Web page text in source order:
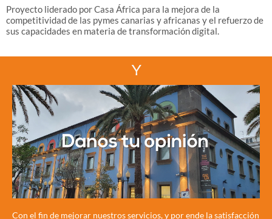
Proyecto liderado por Casa África para la mejora de la
competitividad de las pymes canarias y africanas y el refuerzo de
sus capacidades en materia de transformación digital.
Y
Con el fin de mejorar nuestros servicios, y por ende la satisfacción